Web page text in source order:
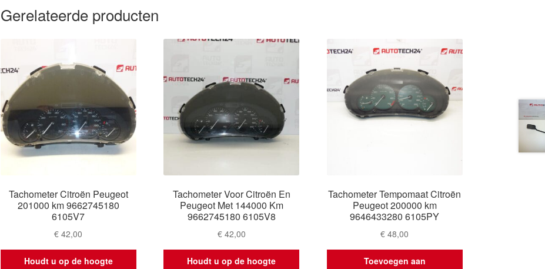
Gerelateerde producten
Tachometer Citroën Peugeot
201000 km 9662745180
6105V7
€ 42,00
Houdt u op de hoogte
Tachometer Voor Citroën En
Peugeot Met 144000 Km
9662745180 6105V8
€42,00
Houdt u op de hoogte
Tachometer Tempomaat Citroën
Peugeot 200000 km
9646433280 6105PY
€ 48,00
Toevoegen aan